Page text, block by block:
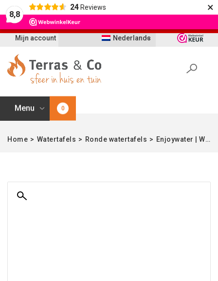
8,8
24 Reviews ×
Nederlands
Mijn account
Menu 0
Home > Watertafels > Ronde watertafels > Enjoywater | Watertafel | Cortenstaal | Hoogte 75 cm | 100 cm Ø
Let op: t/m 21 augustus worden bestellingen
vertraagd geleverd i.v.m. vakantie